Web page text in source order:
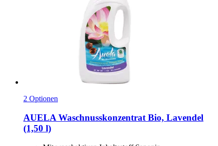
2 Optionen
AUELA Waschnusskonzentrat Bio, Lavendel
(1,50 l)